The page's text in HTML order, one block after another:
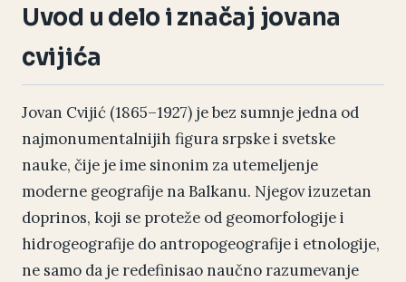
Uvod u delo i značaj jovana
cvijića
Jovan Cvijić (1865–1927) je bez sumnje jedna od
najmonumentalnijih figura srpske i svetske
nauke, čije je ime sinonim za utemeljenje
moderne geografije na Balkanu. Njegov izuzetan
doprinos, koji se proteže od geomorfologije i
hidrogeografije do antropogeografije i etnologije,
ne samo da je redefinisao naučno razumevanje